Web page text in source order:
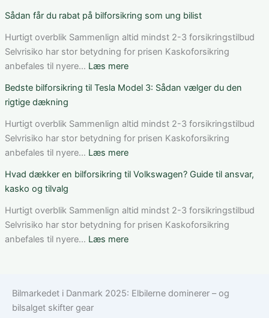
vurderer
du
pris,
dækning
vilkår
fungerer
bilforsikring
til
Mercedes
Klasse:
pris
og
valg
den
løsning
Sådan får du rabat på bilforsikring som ung bilist
Hurtigt overblik Sammenlign altid mindst 2-3 forsikringstilbud
Selvrisiko har stor betydning for prisen Kaskoforsikring
anbefales til nyere… Læs mere:
får
rabat
på
bilforsikring
ung
Bedste bilforsikring til Tesla Model 3: Sådan vælger du den
rigtige dækning
Hurtigt overblik Sammenlign altid mindst 2-3 forsikringstilbud
Selvrisiko har stor betydning for prisen Kaskoforsikring
anbefales til nyere… Læs mere:
bilforsikring
Tesla
Model
3:
den
Hvad dækker en bilforsikring til Volkswagen? Guide til ansvar,
kasko og tilvalg
Hurtigt overblik Sammenlign altid mindst 2-3 forsikringstilbud
Selvrisiko har stor betydning for prisen Kaskoforsikring
anbefales til nyere… Læs mere:
bilforsikring
Bilmarkedet i Danmark 2025: Elbilerne dominerer – og
bilsalget skifter gear